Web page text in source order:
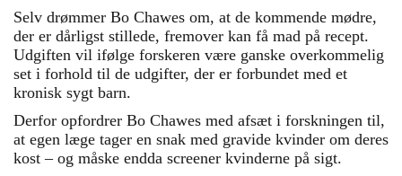
Selv drømmer Bo Chawes om, at de kommende mødre,
der er dårligst stillede, fremover kan få mad på recept.
Udgiften vil ifølge forskeren være ganske overkommelig
set i forhold til de udgifter, der er forbundet med et
kronisk sygt barn.
Derfor opfordrer Bo Chawes med afsæt i forskningen til,
at egen læge tager en snak med gravide kvinder om deres
kost – og måske endda screener kvinderne på sigt.